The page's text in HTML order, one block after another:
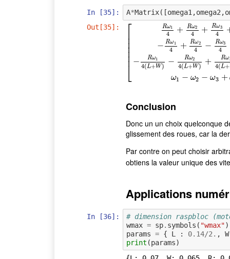
In [35]: A*Matrix([omega1 ,omega2 ,
Out[35]:
⎡
⎣
⎢⎢⎢⎢⎢⎢
Rω1
4 + Rω2
4 + Rω3
4
− Rω1
4 + Rω2
4 − Rω3
4
−
Rω1
4(L+W) − Rω2
4(L+W) + Rω
4(L+
ω1 − ω2 − ω3 +
R +R 4+ ω34 +R −R
Conclusion
Donc un un choix quelconque
glissement des roues, car la
Par contre on peut choisir
obtiens la valeur unique des
Applications
In [36]:
# dimension raspbloc
wmax = sp. symbols ( "wmax")
params = { L : 0.14/2. ,
W
print (params)